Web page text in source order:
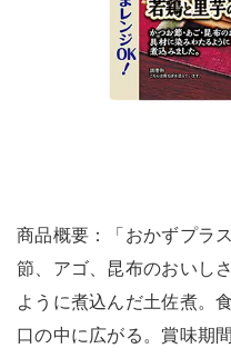
商品概要：「おかずプラ
節、アゴ、昆布のおいし
ように煮込んだ土佐煮。
口の中に広がる。賞味期